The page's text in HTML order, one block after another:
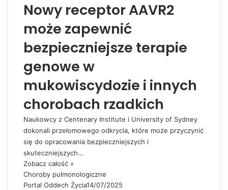
Nowy receptor AAVR2
może zapewnić
bezpieczniejsze terapie
genowe w
mukowiscydozie i innych
chorobach rzadkich
Naukowcy z Centenary Institute i University of Sydney
dokonali przełomowego odkrycia, które może przyczynić
się do opracowania bezpieczniejszych i
skuteczniejszych…
Zobacz całość »
Choroby pulmonologiczne
Portal Oddech Życia14/07/2025